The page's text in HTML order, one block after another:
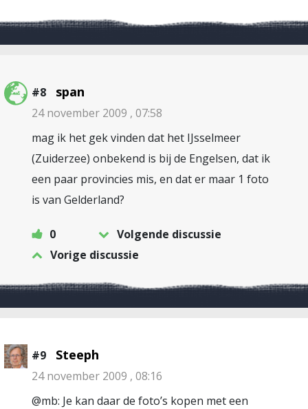
#8 span
24 november 2009 , 07:58
mag ik het gek vinden dat het IJsselmeer
(Zuiderzee) onbekend is bij de Engelsen, dat ik
een paar provincies mis, en dat er maar 1 foto
is van Gelderland?
0
Volgende discussie
Vorige discussie
#9 Steeph
24 november 2009 , 08:16
@mb: Je kan daar de foto’s kopen met een